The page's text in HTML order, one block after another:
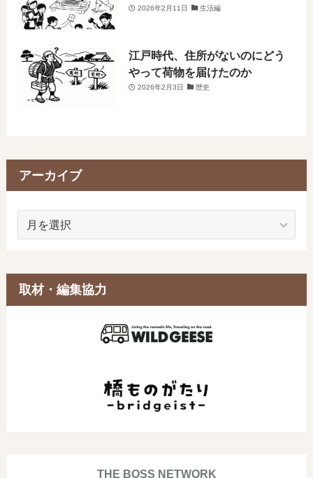
2026年2月11日 生活編
江戸時代、住所がないのにどう
やって荷物を届けたのか
2026年2月3日 歴史
アーカイブ
ブ
取材・編集協力
THE BOSS NETWORK